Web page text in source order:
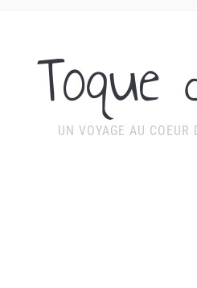
Toque
UN VOYAGE AU